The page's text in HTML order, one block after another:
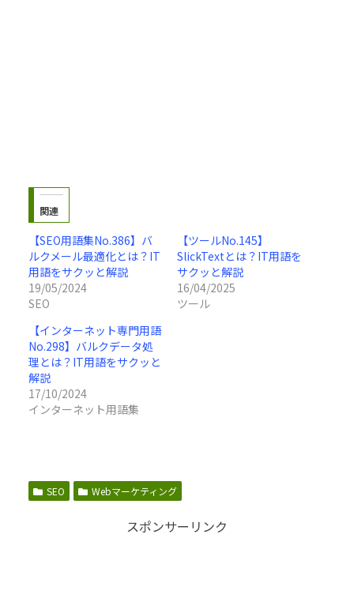
関連
【SEO用語集No.386】バ
ルクメール最適化とは？IT
用語をサクッと解説
19/05/2024
SEO
【ツールNo.145】
SlickTextとは？IT用語を
サクッと解説
16/04/2025
ツール
【インターネット専門用語
No.298】バルクデータ処
理とは？IT用語をサクッと
解説
17/10/2024
インターネット用語集
SEO Webマーケティング
スポンサーリンク